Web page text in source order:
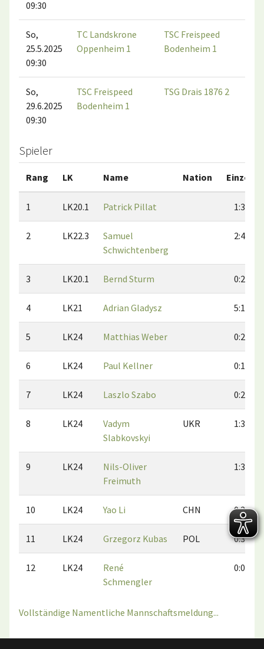
09:30
So,
25.5.2025
09:30
TC Landskrone
Oppenheim 1
TSC Freispeed
Bodenheim 1
So,
29.6.2025
09:30
TSC Freispeed
Bodenheim 1
TSG Drais 1876 2
Spieler
Rang LK Name Nation Einzel
1 LK20.1 Patrick Pillat 1:3
2 LK22.3
Samuel
Schwichtenberg
2:4
3 LK20.1 Bernd Sturm 0:2
4 LK21 Adrian Gladysz 5:1
5 LK24 Matthias Weber 0:2
6 LK24 Paul Kellner 0:1
7 LK24 Laszlo Szabo 0:2
8 LK24
Vadym
Slabkovskyi
UKR 1:3
9 LK24
Nils-Oliver
Freimuth
1:3
10 LK24 Yao Li CHN 0:2
11 LK24 Grzegorz Kubas POL 0:3
12 LK24
René
Schmengler
0:0
Vollständige Namentliche Mannschaftsmeldung...